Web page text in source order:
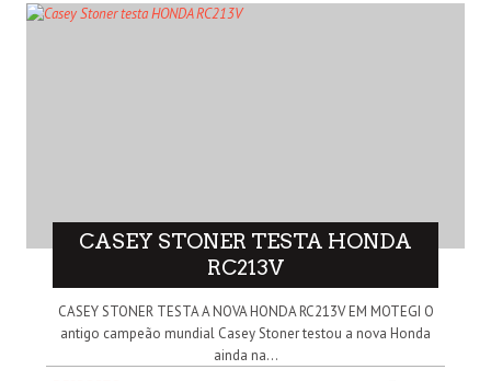
CASEY STONER TESTA HONDA
RC213V
CASEY STONER TESTA A NOVA HONDA RC213V EM MOTEGI O
antigo campeão mundial Casey Stoner testou a nova Honda
ainda na...